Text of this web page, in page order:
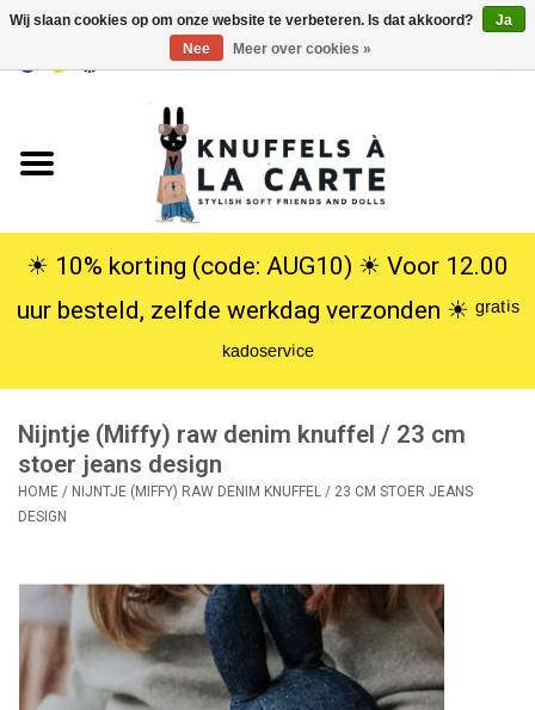
USD
Knuffels
Poppen
SALE
Cadeauservice
info
Lookbooks
Merken
☀︎ 10% korting (code: AUG10) ☀︎ Voor 12.00
uur besteld, zelfde werkdag verzonden ☀︎ ᵍʳᵃᵗⁱˢ
ᵏᵃᵈᵒˢᵉʳᵛⁱᶜᵉ
Nijntje (Miffy) raw denim knuffel / 23 cm
stoer jeans design
HOME / NIJNTJE (MIFFY) RAW DENIM KNUFFEL / 23 CM STOER JEANS
DESIGN
Wij slaan cookies op om onze website te verbeteren. Is dat akkoord?
Ja
Nee
Meer over cookies »